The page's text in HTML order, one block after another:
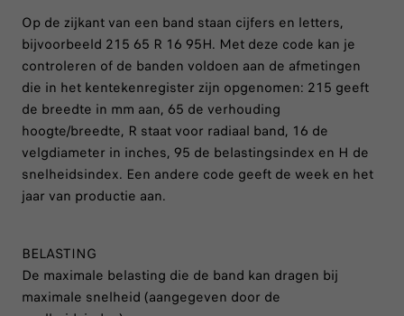
Op de zijkant van een band staan cijfers en letters,
bijvoorbeeld 215 65 R 16 95H. Met deze code kan je
controleren of de banden voldoen aan de afmetingen
die in het kentekenregister zijn opgenomen: 215 geeft
de breedte in mm aan, 65 de verhouding
hoogte/breedte, R staat voor radiaal band, 16 de
velgdiameter in inches, 95 de belastingsindex en H de
snelheidsindex. Een andere code geeft de week en het
jaar van productie aan.
BELASTING
De maximale belasting die de band kan dragen bij
maximale snelheid (aangegeven door de